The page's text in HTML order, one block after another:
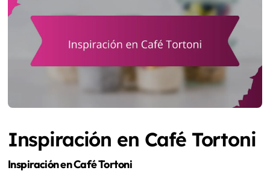
Inspiración en Café Tortoni
Inspiración en Café Tortoni